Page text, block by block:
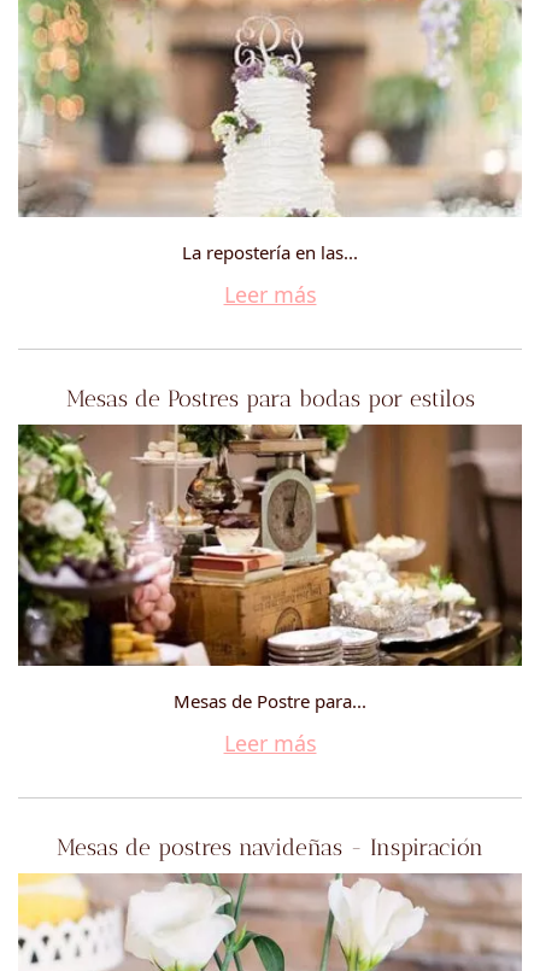
La repostería en las...
Leer más
Mesas de Postres para bodas por estilos
Mesas de Postre para...
Leer más
Mesas de postres navideñas - Inspiración